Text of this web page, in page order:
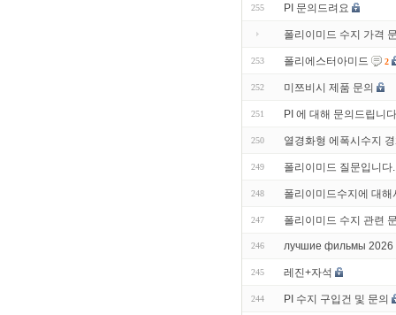
255 PI 문의드려요
폴리이미드 수지 가격
253 폴리에스터아미드 2
252 미쯔비시 제품 문의
251 PI 에 대해 문의드립니
250 열경화형 에폭시수지
249 폴리이미드 질문입니다.
248 폴리이미드수지에 대
247 폴리이미드 수지 관련
246 лучшие фильмы 2026
245 레진+자석
244 PI 수지 구입건 및 문의